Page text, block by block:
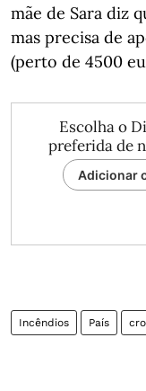
mãe de Sara diz
mas precisa de
(perto de 4500
Escolha o
preferida de
Adicionar
Incêndios País